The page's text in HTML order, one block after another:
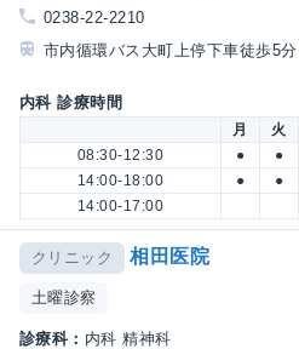
0238-22-2210
市内循環バス大町上停下車徒歩5分
内科 診療時間
月 火
08:30-12:30
● ●
14:00-18:00
● ●
14:00-17:00
クリニック 相田医院
土曜診察
診療科： 内科 精神科